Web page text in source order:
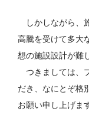
しかしながら、
高騰を受けて多大
想の施設設計が難
つきましては、
だき、なにとぞ格
お願い申し上げま